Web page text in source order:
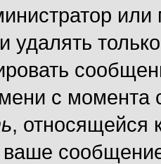
удалять
с
, относящейся
ваше